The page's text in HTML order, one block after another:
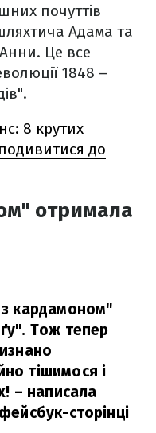
почуттів
Адама та
Це все
1848 –
8 крутих
до
отримала
кардамоном"
Тож тепер
тішимося і
– написала
сторінці